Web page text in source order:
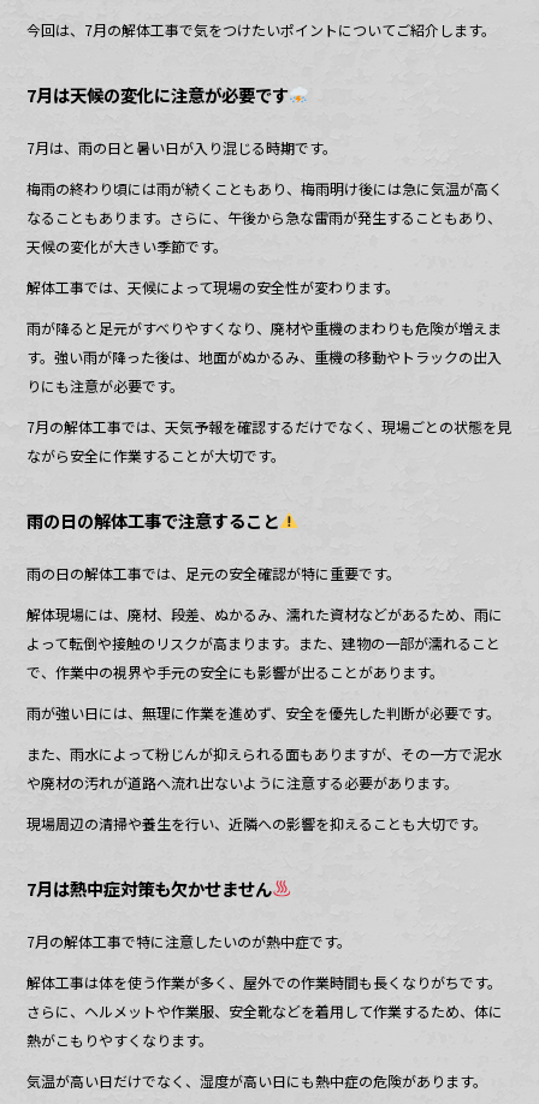
今回は、7月の解体工事で気をつけたいポイントについてご紹介します。
7月は天候の変化に注意が必要です
7月は、雨の日と暑い日が入り混じる時期です。
梅雨の終わり頃には雨が続くこともあり、梅雨明け後には急に気温が高く
なることもあります。さらに、午後から急な雷雨が発生することもあり、
天候の変化が大きい季節です。
解体工事では、天候によって現場の安全性が変わります。
雨が降ると足元がすべりやすくなり、廃材や重機のまわりも危険が増えま
す。強い雨が降った後は、地面がぬかるみ、重機の移動やトラックの出入
りにも注意が必要です。
7月の解体工事では、天気予報を確認するだけでなく、現場ごとの状態を見
ながら安全に作業することが大切です。
雨の日の解体工事で注意すること
雨の日の解体工事では、足元の安全確認が特に重要です。
解体現場には、廃材、段差、ぬかるみ、濡れた資材などがあるため、雨に
よって転倒や接触のリスクが高まります。また、建物の一部が濡れること
で、作業中の視界や手元の安全にも影響が出ることがあります。
雨が強い日には、無理に作業を進めず、安全を優先した判断が必要です。
また、雨水によって粉じんが抑えられる面もありますが、その一方で泥水
や廃材の汚れが道路へ流れ出ないように注意する必要があります。
現場周辺の清掃や養生を行い、近隣への影響を抑えることも大切です。
7月は熱中症対策も欠かせません
7月の解体工事で特に注意したいのが熱中症です。
解体工事は体を使う作業が多く、屋外での作業時間も長くなりがちです。
さらに、ヘルメットや作業服、安全靴などを着用して作業するため、体に
熱がこもりやすくなります。
気温が高い日だけでなく、湿度が高い日にも熱中症の危険があります。